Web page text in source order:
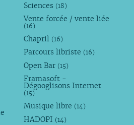
Sciences (18)
Vente forcée / vente liée
(16)
Chapril (16)
Parcours libriste (16)
Open Bar (15)
Framasoft -
Dégooglisons Internet
(15)
Musique libre (14)
HADOPI (14)